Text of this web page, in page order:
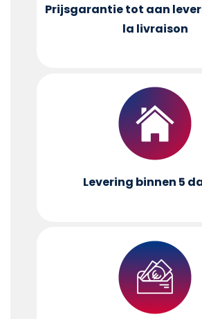
Prijsgarantie tot aan
la livraison
Levering binnen 5